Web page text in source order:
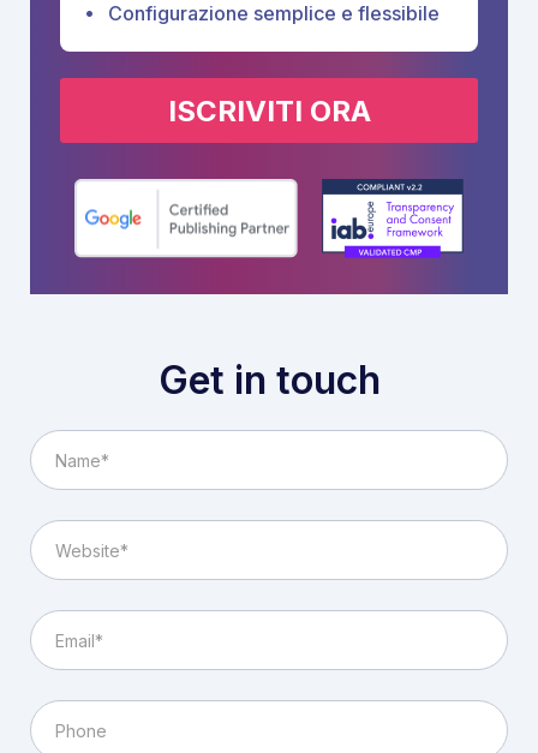
Configurazione semplice e flessibile
ISCRIVITI ORA
Get in touch